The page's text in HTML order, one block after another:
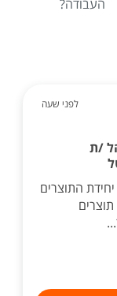
העבודה?
לפני שעה
/ת
התוצרים